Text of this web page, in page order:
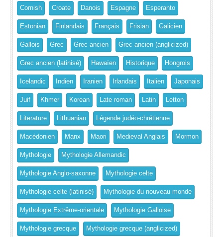
Cornish Croate Danois Espagne Esperanto
Estonian Finlandais Français Frisian Galicien
Gallois Grec Grec ancien Grec ancien (anglicized)
Grec ancien (latinisé) Hawaïen Historique Hongrois
Icelandic Indien Iranien Irlandais Italien Japonais
Juif Khmer Korean Late roman Latin Letton
Literature Lithuanian Légende judéo-chrétienne
Macédonien Manx Maori Medieval Anglais Mormon
Mythologie Mythologie Allemandic
Mythologie Anglo-saxonne Mythologie celte
Mythologie celte (latinisé) Mythologie du nouveau monde
Mythologie Extrême-orientale Mythologie Galloise
Mythologie grecque Mythologie grecque (anglicized)